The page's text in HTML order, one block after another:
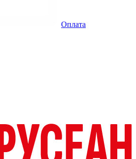
Оплата